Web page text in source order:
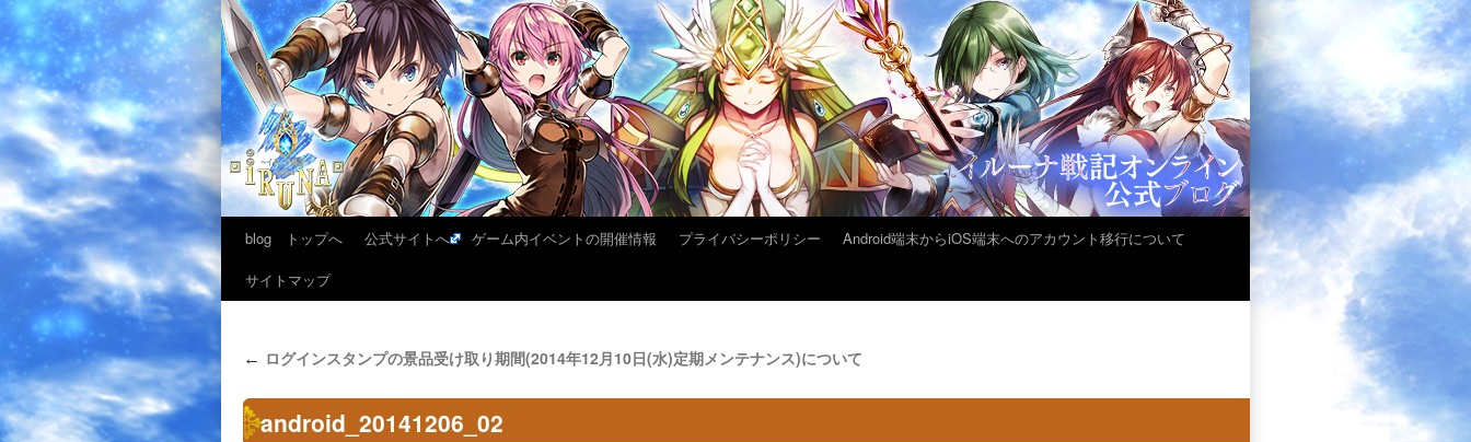
blog トップへ 公式サイトへ ゲーム内イベントの開催情報 プライバシーポリシー
Android端末からiOS端末へのアカウント移行について
サイトマップ
← ログインスタンプの景品受け取り期間(2014年12月10日(水)定期メンテナンス)について
android_20141206_02